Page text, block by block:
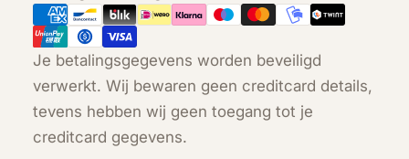
Je betalingsgegevens worden beveiligd
verwerkt. Wij bewaren geen creditcard details,
tevens hebben wij geen toegang tot je
creditcard gegevens.